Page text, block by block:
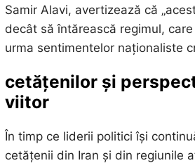
Samir Alavi, avertizează că
decât să întărească regimul,
urma sentimentelor naționaliste
cetățenilor și
viitor
În timp ce liderii politici își
cetățenii din Iran și din regiunile